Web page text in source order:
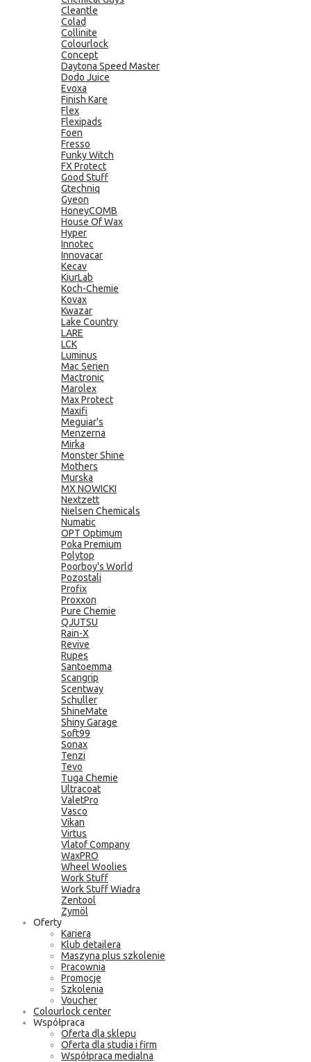
Cleantle
Colad
Collinite
Colourlock
Concept
Daytona Speed Master
Dodo Juice
Evoxa
Finish Kare
Flex
Flexipads
Foen
Fresso
Funky Witch
FX Protect
Good Stuff
Gtechniq
Gyeon
HoneyCOMB
House Of Wax
Hyper
Innotec
Innovacar
Kecav
KiurLab
Koch-Chemie
Kovax
Kwazar
Lake Country
LARE
LCK
Luminus
Mac Serien
Mactronic
Marolex
Max Protect
Maxifi
Meguiar's
Menzerna
Mirka
Monster Shine
Mothers
Murska
MX NOWICKI
Nextzett
Nielsen Chemicals
Numatic
OPT Optimum
Poka Premium
Polytop
Poorboy's World
Pozostali
Profix
Proxxon
Pure Chemie
QJUTSU
Rain-X
Revive
Rupes
Santoemma
Scangrip
Scentway
Schuller
ShineMate
Shiny Garage
Soft99
Sonax
Tenzi
Tevo
Tuga Chemie
Ultracoat
ValetPro
Vasco
Vikan
Virtus
Vlatof Company
WaxPRO
Wheel Woolies
Work Stuff
Work Stuff Wiadra
Zentool
Zymöl
Oferty
Kariera
Klub detailera
Maszyna plus szkolenie
Pracownia
Promocje
Szkolenia
Voucher
Colourlock center
Współpraca
Oferta dla sklepu
Oferta dla studia i firm
Współpraca medialna